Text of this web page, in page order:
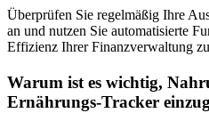
Überprüfen Sie regelmäßig Ihre
an und nutzen Sie automatisierte
Effizienz Ihrer Finanzverwaltung
Warum ist es wichtig,
Ernährungs-Tracker